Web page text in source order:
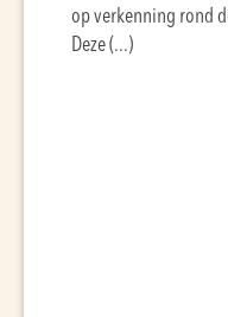
op verkenning rond
Deze (...)